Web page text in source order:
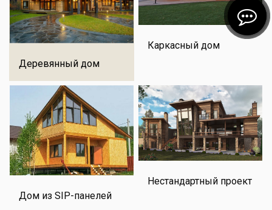
Деревянный дом
Каркасный дом
Дом из SIP-панелей
Нестандартный проект